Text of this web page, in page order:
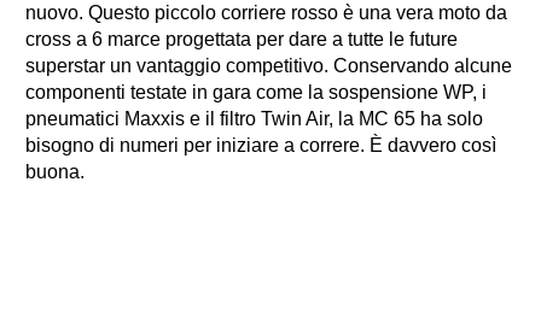
nuovo. Questo piccolo corriere rosso è una vera moto da
cross a 6 marce progettata per dare a tutte le future
superstar un vantaggio competitivo. Conservando alcune
componenti testate in gara come la sospensione WP, i
pneumatici Maxxis e il filtro Twin Air, la MC 65 ha solo
bisogno di numeri per iniziare a correre. È davvero così
buona.